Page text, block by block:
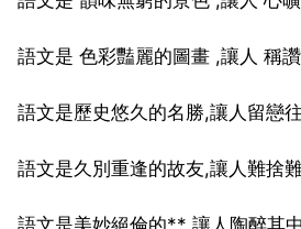
語文是 色彩豔麗的圖畫 ,讓人 稱
語文是歷史悠久的名勝,讓人留戀
語文是久別重逢的故友,讓人難捨
語文是美妙絕倫的**,讓人陶醉其